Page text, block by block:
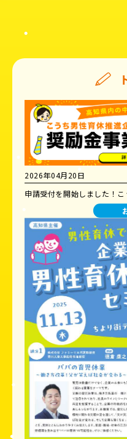
2026年04月20日
申請受付を開始しました！